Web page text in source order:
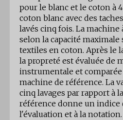
pour le blanc et le coton à
coton blanc avec des
lavés cinq fois. La machine
selon la capacité maximale
textiles en coton. Après le
la propreté est évaluée de
instrumentale et
machine de référence. La
cinq lavages par rapport à
référence donne un indice
l'évaluation et à la notation.